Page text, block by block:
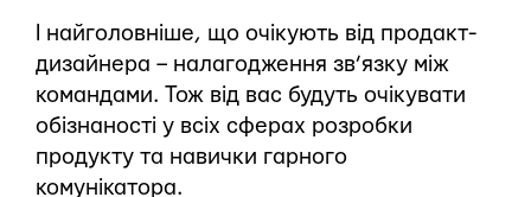
І найголовніше, що очікують від продакт-
дизайнера – налагодження зв’язку між
командами. Тож від вас будуть очікувати
обізнаності у всіх сферах розробки
продукту та навички гарного
комунікатора.